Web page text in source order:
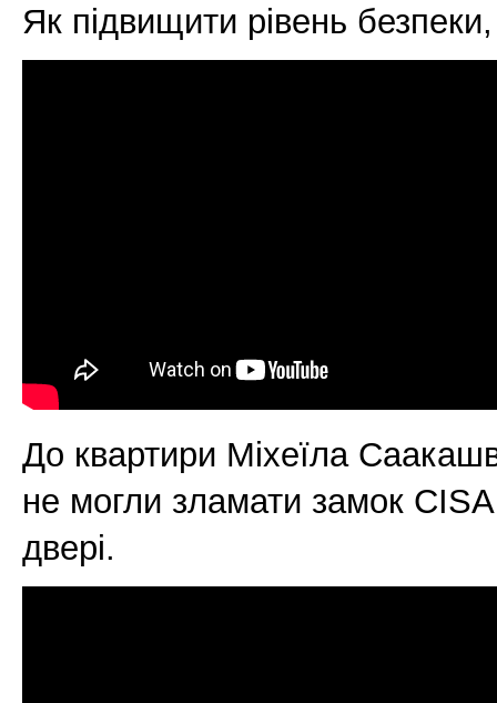
Як підвищити рівень
До квартири Міхеїла
не могли зламати замок
двері.